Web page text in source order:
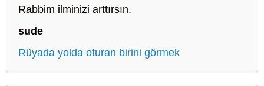
Rabbim ilminizi arttırsın.
sude
Rüyada yolda oturan birini görmek